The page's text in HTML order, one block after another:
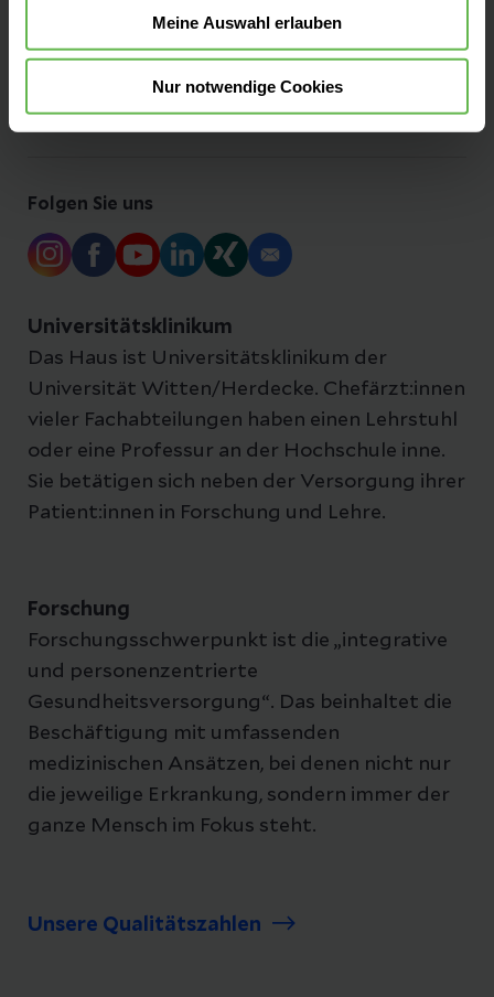
Meine Auswahl erlauben
Nur notwendige Cookies
Anfahrt & Parken
Folgen Sie uns
Universitätsklinikum
Das Haus ist Universitätsklinikum der
Universität Witten/Herdecke. Chefärzt:innen
vieler Fachabteilungen haben einen Lehrstuhl
oder eine Professur an der Hochschule inne.
Sie betätigen sich neben der Versorgung ihrer
Patient:innen in Forschung und Lehre.
Forschung
Forschungsschwerpunkt ist die „integrative
und personenzentrierte
Gesundheitsversorgung“. Das beinhaltet die
Beschäftigung mit umfassenden
medizinischen Ansätzen, bei denen nicht nur
die jeweilige Erkrankung, sondern immer der
ganze Mensch im Fokus steht.
Unsere Qualitätszahlen